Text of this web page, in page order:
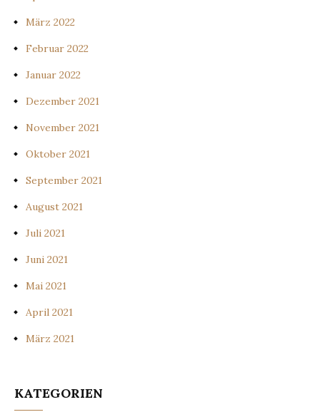
März 2022
Februar 2022
Januar 2022
Dezember 2021
November 2021
Oktober 2021
September 2021
August 2021
Juli 2021
Juni 2021
Mai 2021
April 2021
März 2021
KATEGORIEN